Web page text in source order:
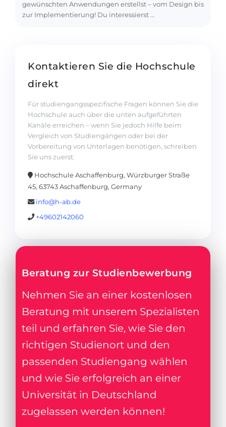
gewünschten Anwendungen erstellst – vom Design bis
zur Implementierung! Du interessierst …
Kontaktieren Sie die Hochschule
direkt
Für studiengangsspezifische Fragen können Sie die
Hochschule auch über die unten aufgeführten
Kanäle erreichen – wenn Sie jedoch Hilfe beim
Vergleich von Studiengängen oder bei der
Vorbereitung von Unterlagen benötigen, schreiben
Sie uns zuerst.
Hochschule Aschaffenburg, Würzburger Straße
45, 63743 Aschaffenburg, Germany
info@h-ab.de
+49602142060
Beratung zur Studienbewerbung
Nehmen Sie an einer kostenlosen
Beratung mit unserem Spezialisten
teil und erfahren Sie, wie Sie den
richtigen Studienort und den
passenden Studiengang wählen
und wie Sie erfolgreich an einer
Universität in Deutschland
zugelassen werden können!